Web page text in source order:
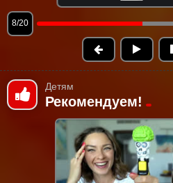
9/20
Детям
Рекомендуем!